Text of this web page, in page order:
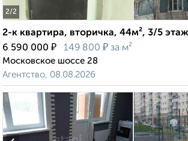
2/2
2-к квартира, вторичка, 44м², 3/5 этаж
6 590 000 ₽ 149 800 ₽ за м²
Московское шоссе 28
Агентство, 08.08.2026